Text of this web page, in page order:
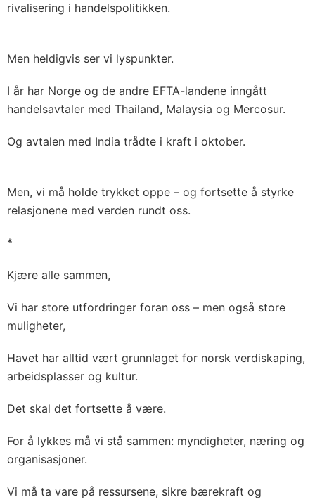
rivalisering i handelspolitikken.
Men heldigvis ser vi lyspunkter.
I år har Norge og de andre EFTA-landene inngått
handelsavtaler med Thailand, Malaysia og Mercosur.
Og avtalen med India trådte i kraft i oktober.
Men, vi må holde trykket oppe – og fortsette å styrke
relasjonene med verden rundt oss.
*
Kjære alle sammen,
Vi har store utfordringer foran oss – men også store
muligheter,
Havet har alltid vært grunnlaget for norsk verdiskaping,
arbeidsplasser og kultur.
Det skal det fortsette å være.
For å lykkes må vi stå sammen: myndigheter, næring og
organisasjoner.
Vi må ta vare på ressursene, sikre bærekraft og